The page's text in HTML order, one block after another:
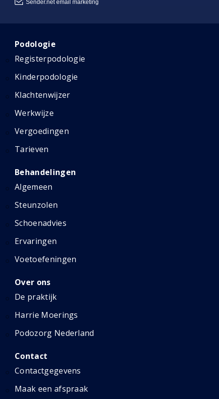
Podologie
Registerpodologie
Kinderpodologie
Klachtenwijzer
Werkwijze
Vergoedingen
Tarieven
Behandelingen
Algemeen
Steunzolen
Schoenadvies
Ervaringen
Voetoefeningen
Over ons
De praktijk
Harrie Moerings
Podozorg Nederland
Contact
Contactgegevens
Maak een afspraak